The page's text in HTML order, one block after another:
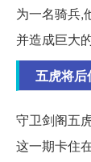
为一名骑兵,
并造成巨大
五虎将
守卫剑阁五
这一期卡住